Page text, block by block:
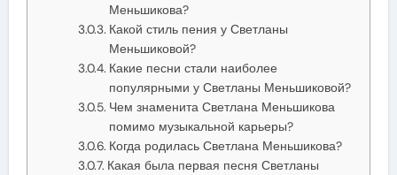
Меньшикова?
Какой стиль пения у Светланы
Меньшиковой?
Какие песни стали наиболее
популярными у Светланы Меньшиковой?
Чем знаменита Светлана Меньшикова
помимо музыкальной карьеры?
Когда родилась Светлана Меньшикова?
Какая была первая песня Светланы